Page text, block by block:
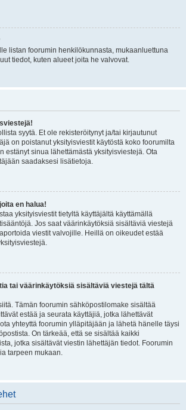
listan foorumin henkilökunnasta, mukaanluettuna
tiedot, kuten alueet joita he valvovat.
syytä. Et ole rekisteröitynyt ja/tai kirjautunut
on poistanut yksityisviestit käytöstä koko foorumilta
estänyt sinua lähettämästä yksityisviestejä. Ota
saadaksesi lisätietoja.
en halua!
yksityisviestit tietyltä käyttäjältä käyttämällä
Jos saat väärinkäytöksiä sisältäviä viestejä
viestit valvojille. Heillä on oikeudet estää
tai väärinkäytöksiä sisältäviä viestejä tältä
Tämän foorumin sähköpostilomake sisältää
estää ja seurata käyttäjiä, jotka lähettävät
yhteyttä foorumin ylläpitäjään ja lähetä hänelle täysi
On tärkeää, että se sisältää kaikki
jotka sisältävät viestin lähettäjän tiedot. Foorumin
tarpeen mukaan.